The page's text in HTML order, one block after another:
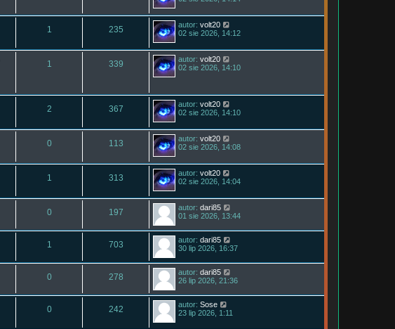
1 235 autor: volt20
02 sie 2026, 14:12
1 339 autor: volt20
02 sie 2026, 14:10
2 367 autor: volt20
02 sie 2026, 14:10
0 113 autor: volt20
02 sie 2026, 14:08
1 313 autor: volt20
02 sie 2026, 14:04
0 197 autor: dari85
01 sie 2026, 13:44
1 703 autor: dari85
30 lip 2026, 16:37
0 278 autor: dari85
26 lip 2026, 21:36
0 242 autor: Sose
23 lip 2026, 1:11